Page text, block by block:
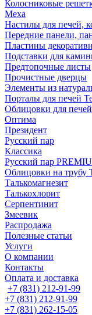
Колосниковые
Меха
Настилы для печей,
Передние панели,
Пластины
Подставки для
Предтопочные листы
Прочистные дверцы
Элементы из
Порталы для печей
Облицовки для
Оптима
Президент
Русский пар
Классика
Русский пар
Облицовки на трубу
Талькомагнезит
Талькохлорит
Серпентинит
Змеевик
Распродажа
Полезные статьи
Услуги
О компании
Контакты
Оплата и доставка
+7 (831) 212-91-99
+7 (831) 212-91-99
+7 (831) 262-15-05